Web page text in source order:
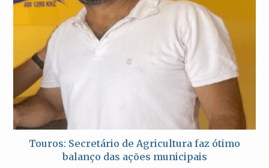
Touros: Secretário de Agricultura faz ótimo
balanço das ações municipais